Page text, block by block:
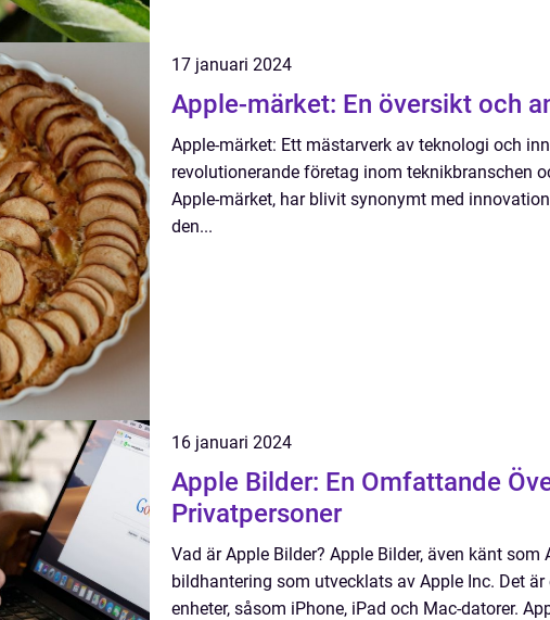
17 januari 2024
Apple-märket: En översikt och
Apple-märket: Ett mästarverk av teknologi och
revolutionerande företag inom teknikbranschen
Apple-märket, har blivit synonymt med
den...
16 januari 2024
Apple Bilder: En Omfattande
Privatpersoner
Vad är Apple Bilder? Apple Bilder, även känt
bildhantering som utvecklats av Apple Inc. Det
enheter, såsom iPhone, iPad och Mac-datorer.